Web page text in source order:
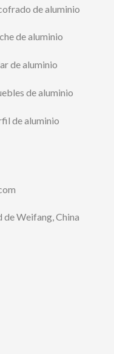
de aluminio
de aluminio
de aluminio
de aluminio
de aluminio
de Weifang, China